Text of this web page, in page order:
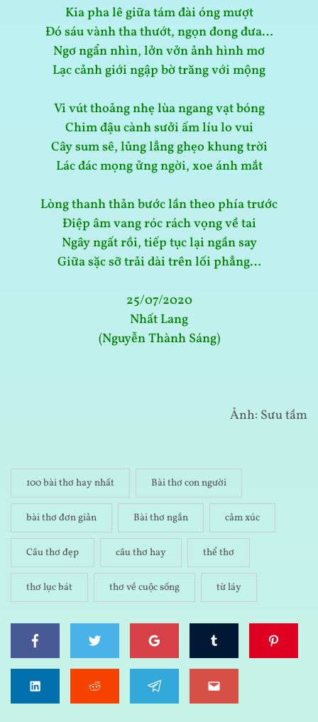
Kia pha lê giữa tám đài óng mượt
Đó sáu vành tha thướt, ngọn đong đưa…
Ngơ ngẩn nhìn, lởn vởn ảnh hình mơ
Lạc cảnh giới ngập bờ trăng với mộng
Vi vút thoảng nhẹ lùa ngang vạt bóng
Chim đậu cành sưởi ấm líu lo vui
Cây sum sê, lủng lẳng ghẹo khung trời
Lác đác mọng ửng ngời, xoe ánh mắt
Lòng thanh thản bước lần theo phía trước
Điệp âm vang róc rách vọng về tai
Ngây ngất rồi, tiếp tục lại ngần say
Giữa sặc sỡ trải dài trên lối phẳng…
25/07/2020
Nhất Lang
(Nguyễn Thành Sáng)
Ảnh: Sưu tầm
100 bài thơ hay nhất Bài thơ con người
bài thơ đơn giản Bài thơ ngắn cảm xúc
Câu thơ đẹp câu thơ hay thể thơ
thơ lục bát thơ về cuộc sống từ láy